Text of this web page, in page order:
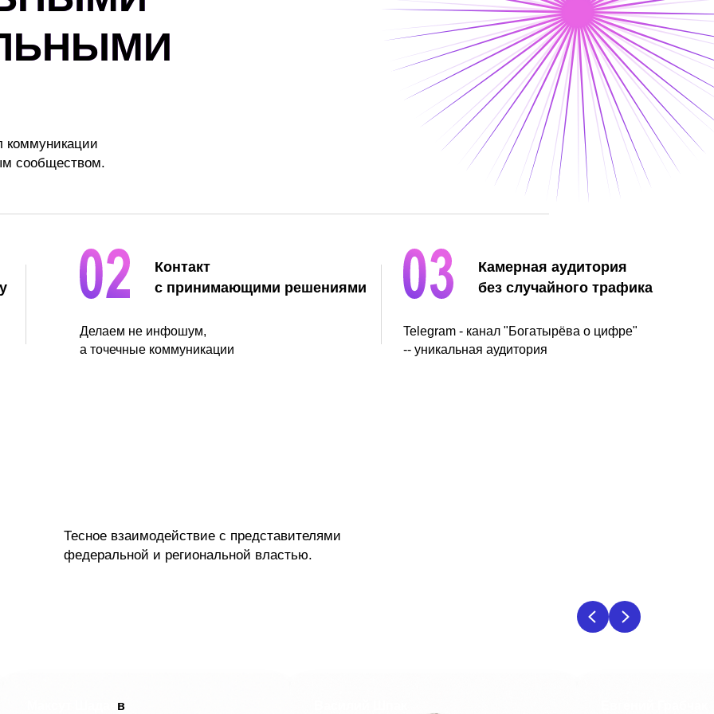
коммуникации
сообществом.
Контакт
с принимающими решениями
Делаем не инфошум,
а точечные коммуникации
Камерная аудитория
без случайного трафика
Telegram - канал "Богатырёва о цифре"
-- уникальная аудитория
Тесное взаимодействие с представителями
федеральной и региональной властью.
в